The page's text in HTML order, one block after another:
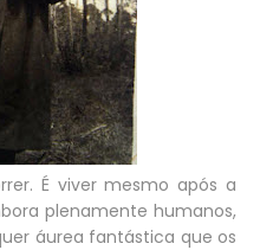
É viver mesmo após a
plenamente humanos,
áurea fantástica que os